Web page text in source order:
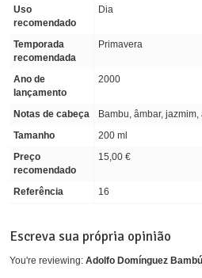
Uso
recomendado
Dia
Temporada
recomendada
Primavera
Ano de
lançamento
2000
Notas de cabeça
Bambu, âmbar,
Tamanho
200 ml
Preço
recomendado
15,00 €
Referência 16
Escreva sua própria opinião
You're reviewing: Adolfo Domínguez